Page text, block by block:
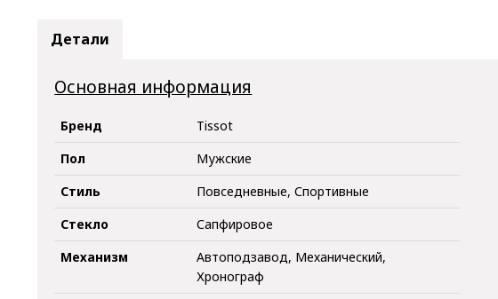
Детали
Основная информация
Бренд
Tissot
Пол
Мужские
Стиль
Повседневные, Спортивные
Стекло
Сапфировое
Механизм
Автоподзавод, Механический,
Хронограф